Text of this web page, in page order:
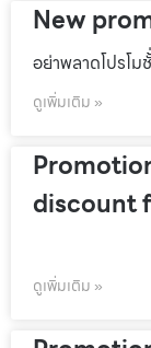
New
อย่าพลาดโปรโม
ดูเพิ่มเติม »
discount
ดูเพิ่มเติม »